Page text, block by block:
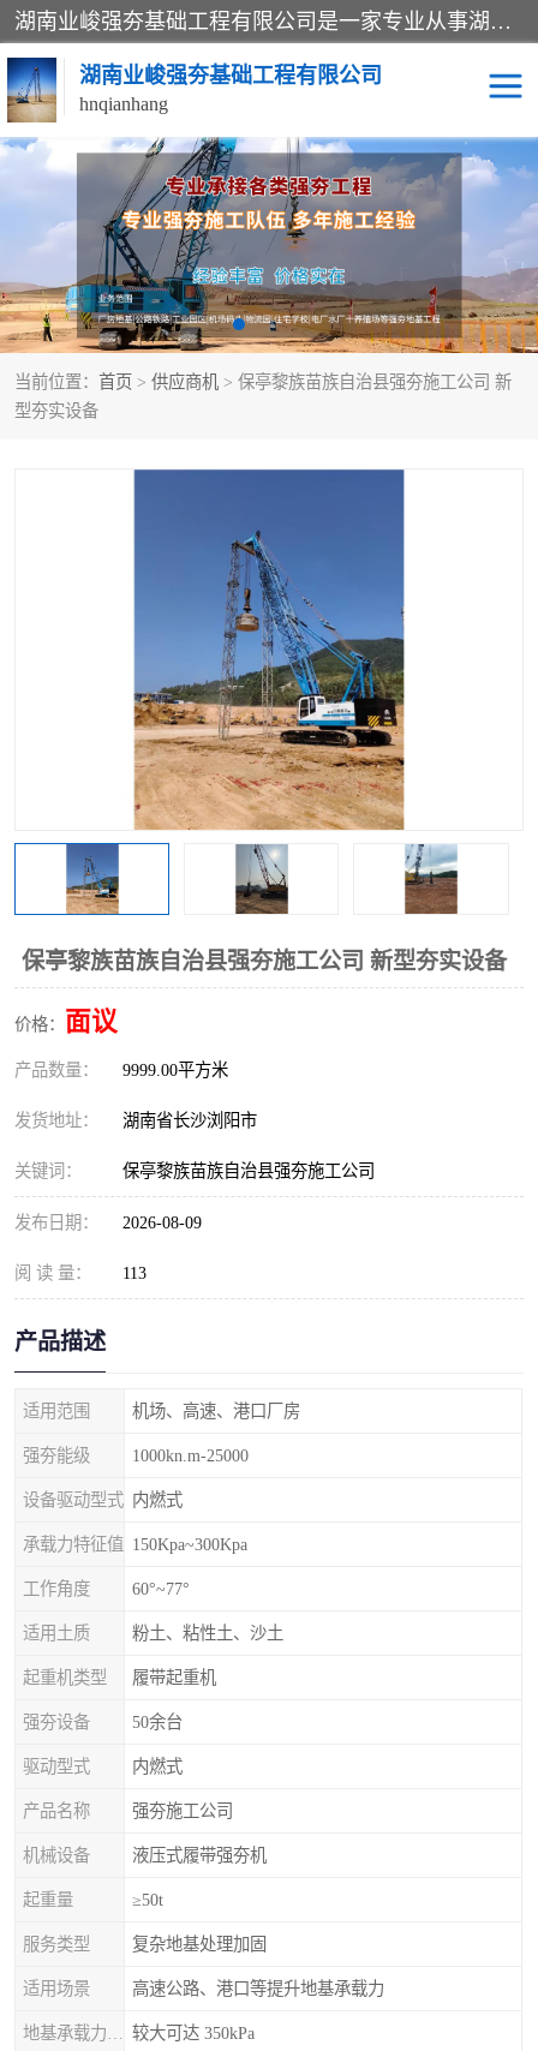
湖南业峻强夯基础工程有限公司是一家专业从事湖南强夯基础工程、强夯机租赁，地基处理的施工单位。业务覆盖：湖南、广东，江西等地。可承接1000KN.m-25000KN.m强夯（置换）工程。公司创始人是国内较早期从事强夯施工的建设者，经过多年的一步一个脚印的发展，在行业内具有较高的度和良好的口碑。
湖南业峻强夯基础工程有限公司
hnqianhang
当前位置： 首页 > 供应商机 > 保亭黎族苗族自治县强夯施工公司 新
型夯实设备
保亭黎族苗族自治县强夯施工公司 新型夯实设备
价格： 面议
产品数量： 9999.00平方米
发货地址： 湖南省长沙浏阳市
关键词： 保亭黎族苗族自治县强夯施工公司
发布日期： 2026-08-09
阅 读 量： 113
产品描述
适用范围 机场、高速、港口厂房
强夯能级 1000kn.m-25000
设备驱动型式 内燃式
承载力特征值 150Kpa~300Kpa
工作角度 60°~77°
适用土质 粉土、粘性土、沙土
起重机类型 履带起重机
强夯设备 50余台
驱动型式 内燃式
产品名称 强夯施工公司
机械设备 液压式履带强夯机
起重量 ≥50t
服务类型 复杂地基处理加固
适用场景 高速公路、港口等提升地基承载力
较大可达 350kPa
强夯施工案例 强夯机租赁
强夯施工工程 强夯施工队伍
强夯队伍